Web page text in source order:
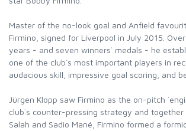
Master of the no-look goal and Anfield
Firmino, signed for Liverpool in July 2015.
years - and seven winners` medals - he
one of the club`s most important players in
audacious skill, impressive goal scoring, and
Jürgen Klopp saw Firmino as the on-pitch
club`s counter-pressing strategy and together
Salah and Sadio Mané, Firmino formed a